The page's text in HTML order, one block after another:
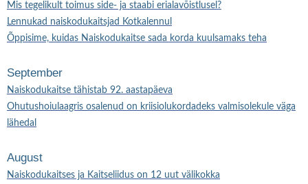
Mis tegelikult toimus side- ja staabi erialavõistlusel?
Lennukad naiskodukaitsjad Kotkalennul
Õppisime, kuidas Naiskodukaitse sada korda kuulsamaks teha
September
Naiskodukaitse tähistab 92. aastapäeva
Ohutushoiulaagris osalenud on kriisiolukordadeks valmisolekule väga
lähedal
August
Naiskodukaitses ja Kaitseliidus on 12 uut välikokka